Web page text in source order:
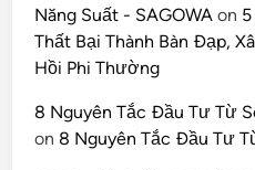
Năng Suất - SAGOWA on
Thất Bại Thành Bàn Đạp,
Hồi Phi Thường
8 Nguyên Tắc Đầu Tư Từ
on 8 Nguyên Tắc Đầu Tư